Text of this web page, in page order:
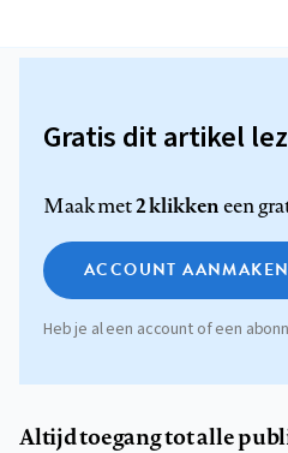
Gratis dit artikel
Maak met2 klikkeneen
ACCOUNT AANMAKEN
Heb je al een account of een
Altijd toegang tot alle